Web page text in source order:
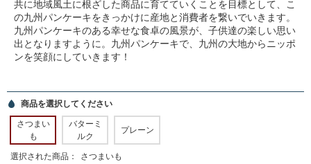
共に地域風土に根ざした商品に育てていくことを目標として、こ
の九州パンケーキをきっかけに産地と消費者を繋いでいきます。
九州パンケーキのある幸せな食卓の風景が、子供達の楽しい思い
出となりますように。九州パンケーキで、九州の大地からニッポ
ンを笑顔にしていきます！
商品を選択してください
さつまい
も
バターミ
ルク
プレーン
選択された商品： さつまいも